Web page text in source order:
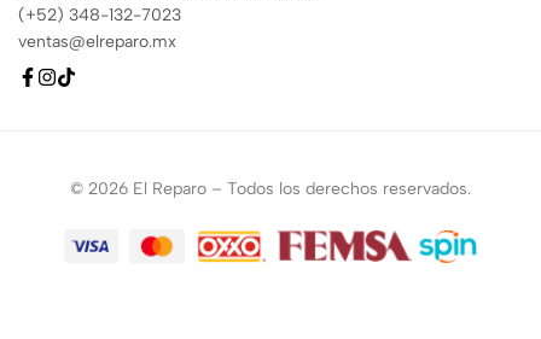
(+52) 348-132-7023
ventas@elreparo.mx
© 2026 El Reparo – Todos los derechos reservados.